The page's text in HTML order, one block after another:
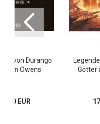
von Durango
Owens
EUR
Götter